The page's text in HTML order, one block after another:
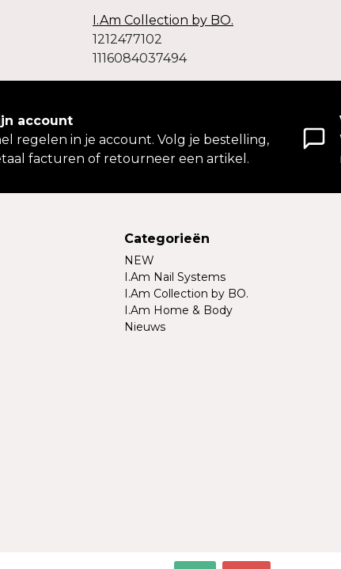
I.Am Collection by BO.
1212477102
1116084037494
account
regelen in je account. Volg je bestelling,
facturen of retourneer een artikel.
Categorieën
NEW
I.Am Nail Systems
I.Am Collection by BO.
I.Am Home & Body
Nieuws